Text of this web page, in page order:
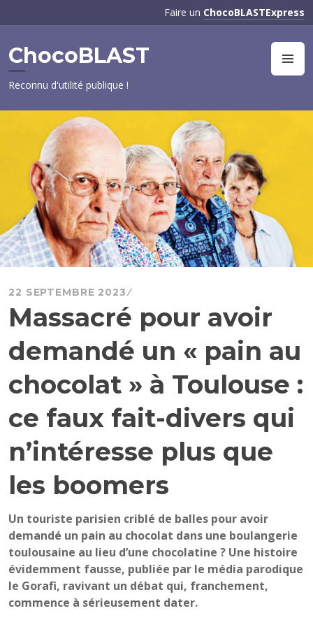
au
principal
Faire un ChocoBLASTExpress
ChocoBLAST
Reconnu d'utilité publique !
22 SEPTEMBRE 2023
Massacré pour avoir
demandé un « pain au
chocolat » à Toulouse :
ce faux fait-divers qui
n’intéresse plus que
les boomers
Un touriste parisien criblé de balles pour avoir
demandé un pain au chocolat dans une boulangerie
toulousaine au lieu d’une chocolatine ? Une histoire
évidemment fausse, publiée par le média parodique
le Gorafi, ravivant un débat qui, franchement,
commence à sérieusement dater.